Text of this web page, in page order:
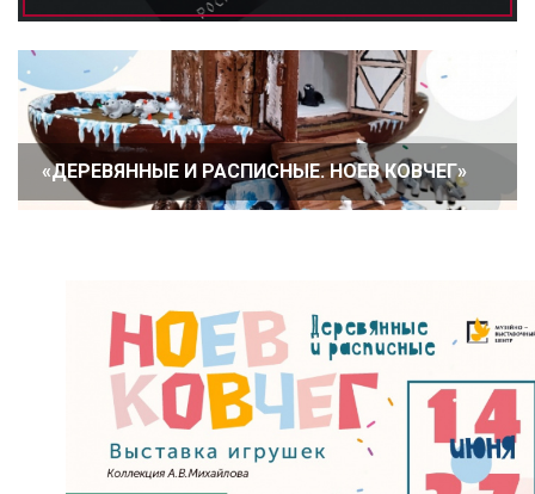
«ДЕРЕВЯННЫЕ И РАСПИСНЫЕ. НОЕВ КОВЧЕГ»